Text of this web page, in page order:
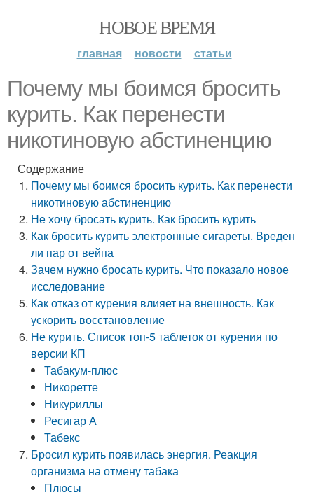
НОВОЕ ВРЕМЯ
главная новости статьи
Почему мы боимся бросить
курить. Как перенести
никотиновую абстиненцию
Содержание
Почему мы боимся бросить курить. Как перенести
никотиновую абстиненцию
Не хочу бросать курить. Как бросить курить
Как бросить курить электронные сигареты. Вреден
ли пар от вейпа
Зачем нужно бросать курить. Что показало новое
исследование
Как отказ от курения влияет на внешность. Как
ускорить восстановление
Не курить. Список топ-5 таблеток от курения по
версии КП
Табакум-плюс
Никоретте
Никуриллы
Ресигар А
Табекс
Бросил курить появилась энергия. Реакция
организма на отмену табака
Плюсы